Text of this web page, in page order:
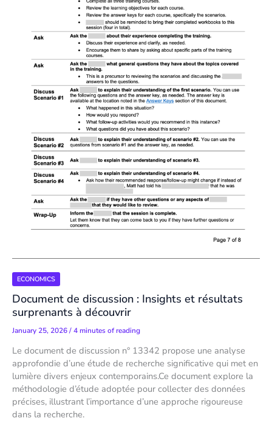
ECONOMICS
Document de discussion : Insights et résultats
surprenants à découvrir
January 25, 2026/4 minutes of reading
Le document de discussion n° 13342 propose une analyse
approfondie d’une étude de recherche significative qui met en
lumière divers enjeux contemporains.Ce document explore la
méthodologie d’étude adoptée pour collecter des données
précises, illustrant l’importance d’une approche rigoureuse
dans la recherche.